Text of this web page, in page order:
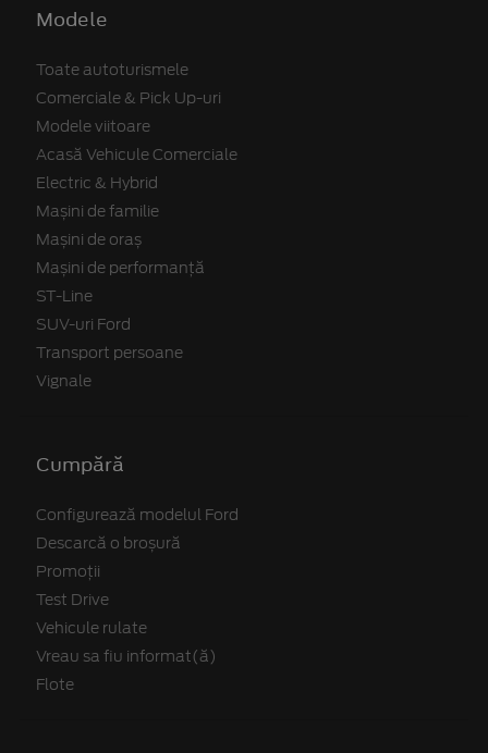
Modele
Toate autoturismele
Comerciale & Pick Up-uri
Modele viitoare
Acasă Vehicule Comerciale
Electric & Hybrid
Mașini de familie
Mașini de oraș
Mașini de performanță
ST-Line
SUV-uri Ford
Transport persoane
Vignale
Cumpără
Configurează modelul Ford
Descarcă o broșură
Promoții
Test Drive
Vehicule rulate
Vreau sa fiu informat(ă)
Flote